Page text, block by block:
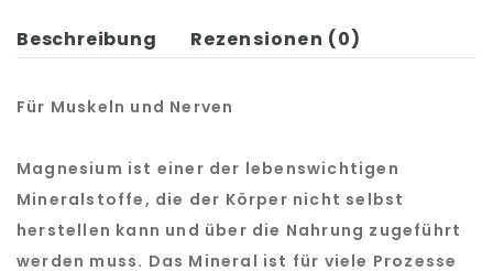
Beschreibung Rezensionen (0)
Für Muskeln und Nerven
Magnesium ist einer der lebenswichtigen
Mineralstoffe, die der Körper nicht selbst
herstellen kann und über die Nahrung zugeführt
werden muss. Das Mineral ist für viele Prozesse